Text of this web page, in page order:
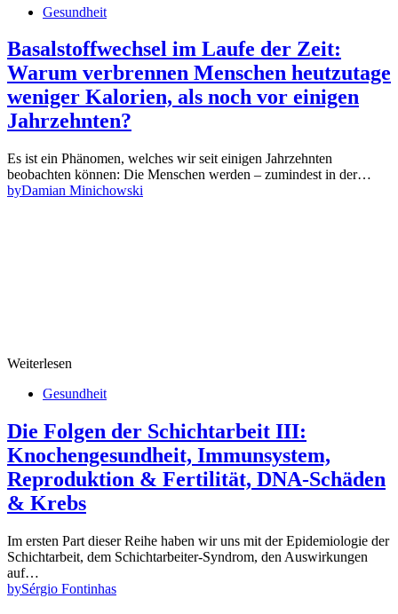
Gesundheit
Basalstoffwechsel im Laufe der Zeit:
Warum verbrennen Menschen heutzutage
weniger Kalorien, als noch vor einigen
Jahrzehnten?
Es ist ein Phänomen, welches wir seit einigen Jahrzehnten
beobachten können: Die Menschen werden – zumindest in der…
byDamian Minichowski
Weiterlesen
Gesundheit
Die Folgen der Schichtarbeit III:
Knochengesundheit, Immunsystem,
Reproduktion & Fertilität, DNA-Schäden
& Krebs
Im ersten Part dieser Reihe haben wir uns mit der Epidemiologie der
Schichtarbeit, dem Schichtarbeiter-Syndrom, den Auswirkungen
auf…
bySérgio Fontinhas